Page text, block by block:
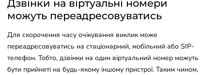
Дзвінки на віртуальні номери
можуть переадресовуватись
Для скорочення часу очікування виклик може
переадресовуватись на стаціонарний, мобільний або SIP-
телефон. Тобто, дзвінки на один віртуальний номер можуть
бути прийняті на будь-якому іншому пристрої. Таким чином,